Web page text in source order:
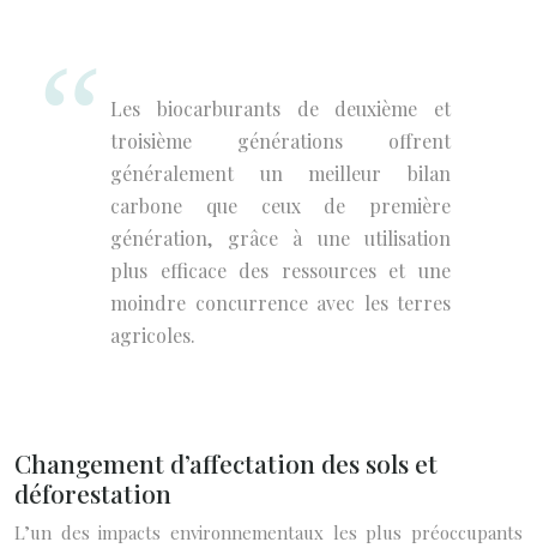
Les biocarburants de deuxième et
troisième générations offrent
généralement un meilleur bilan
carbone que ceux de première
génération, grâce à une utilisation
plus efficace des ressources et une
moindre concurrence avec les terres
agricoles.
Changement d’affectation des sols et
déforestation
L’un des impacts environnementaux les plus préoccupants